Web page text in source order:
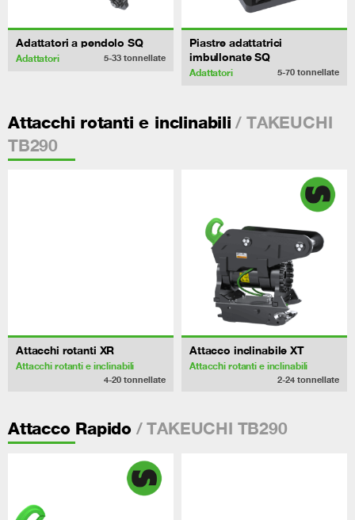
Adattatori a pendolo SQ
Adattatori 5-33 tonnellate
Piastre adattatrici
imbullonate SQ
Adattatori 5-70 tonnellate
Attacchi rotanti e inclinabili / TAKEUCHI
TB290
Attacchi rotanti XR
Attacchi rotanti e inclinabili
4-20 tonnellate
Attacco inclinabile XT
Attacchi rotanti e inclinabili
2-24 tonnellate
Attacco Rapido / TAKEUCHI TB290